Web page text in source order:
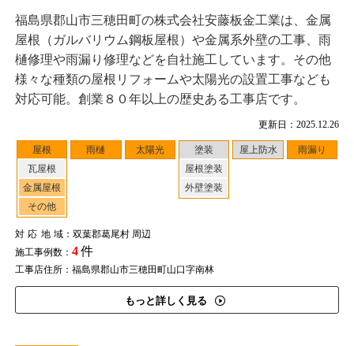
更新日：2025.12.26
屋根
瓦屋根
金属屋根
その他
雨樋 太陽光
塗装
屋根塗装
外壁塗装
屋上防水 雨漏り
対応地域：双葉郡葛尾村 周辺
施工事例数： 4件
工事店住所：福島県郡山市三穂田町山口字南林
もっと詳しく見る
福島県郡山市三穂田町の株式会社安藤板金工業は、金属
屋根（ガルバリウム鋼板屋根）や金属系外壁の工事、雨
樋修理や雨漏り修理などを自社施工しています。その他
様々な種類の屋根リフォームや太陽光の設置工事なども
対応可能。創業８０年以上の歴史ある工事店です。